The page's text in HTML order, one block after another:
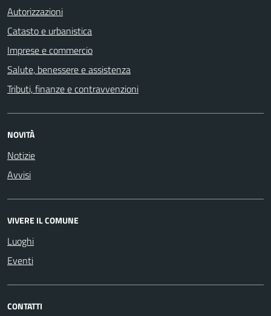
Autorizzazioni
Catasto e urbanistica
Imprese e commercio
Salute, benessere e assistenza
Tributi, finanze e contravvenzioni
NOVITÀ
Notizie
Avvisi
VIVERE IL COMUNE
Luoghi
Eventi
CONTATTI